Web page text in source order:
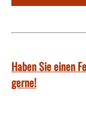
Haben Sie einen
gerne!